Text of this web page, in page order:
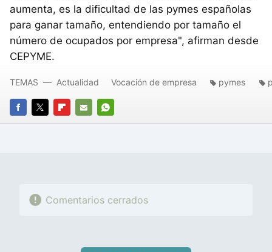
aumenta, es la dificultad de las pymes españolas
para ganar tamaño, entendiendo por tamaño el
número de ocupados por empresa", afirman desde
CEPYME.
FACEBOOK
TWITTERFLIPBOARD
E-
WHATSAPP
TEMAS Actualidad Vocación de empresa pymes
Comentarios cerrados